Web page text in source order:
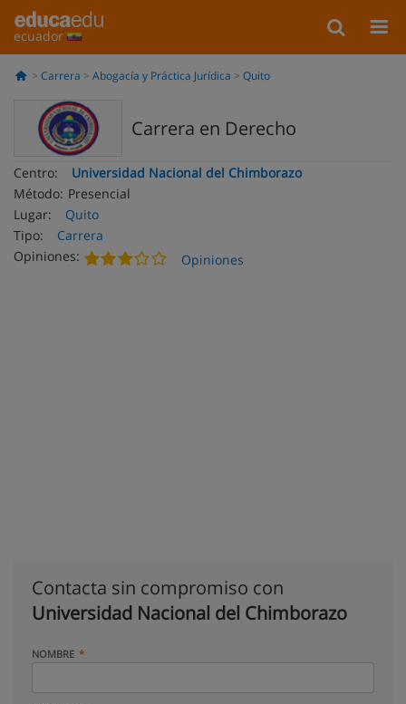
ecuador
Carrera Abogacía y Práctica Jurídica Quito
Carrera en Derecho
Centro:
Universidad Nacional del Chimborazo
Método: Presencial
Lugar:
Quito
Tipo:
Carrera
Opiniones:
Opiniones
Contacta sin compromiso con
Universidad Nacional del Chimborazo
NOMBRE